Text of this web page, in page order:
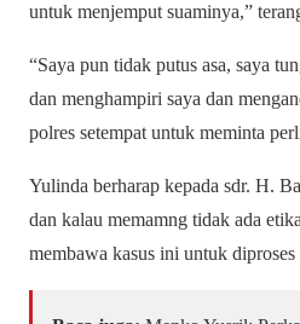
untuk menjemput suaminya,”
“Saya pun tidak putus asa, saya
dan menghampiri saya dan
polres setempat untuk meminta
Yulinda berharap kepada sdr. H.
dan kalau memamng tidak ada
membawa kasus ini untuk